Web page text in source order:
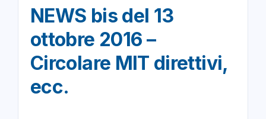
NEWS bis del 13
ottobre 2016 –
Circolare MIT direttivi,
ecc.